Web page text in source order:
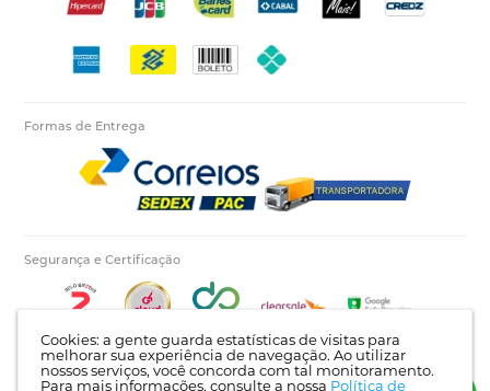
Cookies: a gente guarda estatísticas de visitas para
melhorar sua experiência de navegação. Ao utilizar
nossos serviços, você concorda com tal monitoramento.
Para mais informações, consulte a nossa Política de
Formas de Entrega
Segurança e Certificação
Autopecas Tiete LTDA - CNPJ: 60.840.768/0001-03 | Rua Itajaí, 624 - Bairro Tietê |